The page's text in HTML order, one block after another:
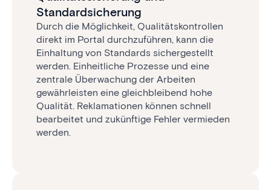
Standardsicherung
Durch die Möglichkeit, Qualitäts­kontrollen
direkt im Portal durchzuführen, kann die
Einhaltung von Standards sichergestellt
werden. Einheitliche Prozesse und eine
zentrale Überwachung der Arbeiten
gewährleisten eine gleichbleibend hohe
Qualität. Reklamationen können schnell
bearbeitet und zukünftige Fehler vermieden
werden.